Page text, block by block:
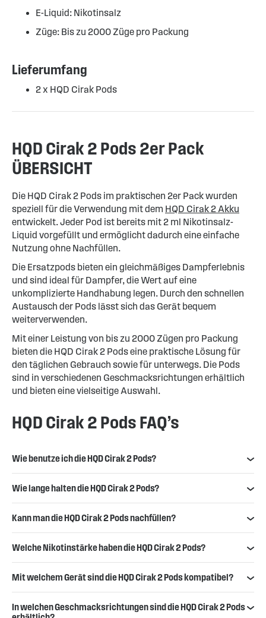
E-Liquid: Nikotinsalz
Züge: Bis zu 2000 Züge pro Packung
Lieferumfang
2 x HQD Cirak Pods
HQD Cirak 2 Pods 2er Pack
ÜBERSICHT
Die HQD Cirak 2 Pods im praktischen 2er Pack wurden
speziell für die Verwendung mit dem HQD Cirak 2 Akku
entwickelt. Jeder Pod ist bereits mit 2 ml Nikotinsalz-
Liquid vorgefüllt und ermöglicht dadurch eine einfache
Nutzung ohne Nachfüllen.
Die Ersatzpods bieten ein gleichmäßiges Dampferlebnis
und sind ideal für Dampfer, die Wert auf eine
unkomplizierte Handhabung legen. Durch den schnellen
Austausch der Pods lässt sich das Gerät bequem
weiterverwenden.
Mit einer Leistung von bis zu 2000 Zügen pro Packung
bieten die HQD Cirak 2 Pods eine praktische Lösung für
den täglichen Gebrauch sowie für unterwegs. Die Pods
sind in verschiedenen Geschmacksrichtungen erhältlich
und bieten eine vielseitige Auswahl.
HQD Cirak 2 Pods FAQ’s
Wie benutze ich die HQD Cirak 2 Pods?
Wie lange halten die HQD Cirak 2 Pods?
Kann man die HQD Cirak 2 Pods nachfüllen?
Welche Nikotinstärke haben die HQD Cirak 2 Pods?
Mit welchem Gerät sind die HQD Cirak 2 Pods kompatibel?
In welchen Geschmacksrichtungen sind die HQD Cirak 2 Pods